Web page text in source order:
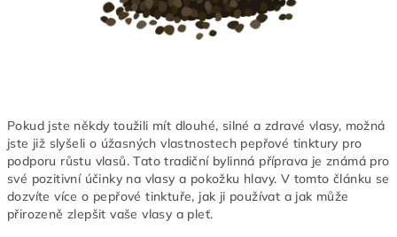
Pokud jste někdy toužili mít dlouhé, silné a zdravé vlasy, možná
jste již slyšeli o úžasných vlastnostech pepřové tinktury pro
podporu růstu vlasů. Tato tradiční bylinná příprava je známá pro
své pozitivní účinky na vlasy a pokožku hlavy. V tomto článku se
dozvíte více o pepřové tinktuře, jak ji používat a jak může
přirozeně zlepšit vaše vlasy a pleť.